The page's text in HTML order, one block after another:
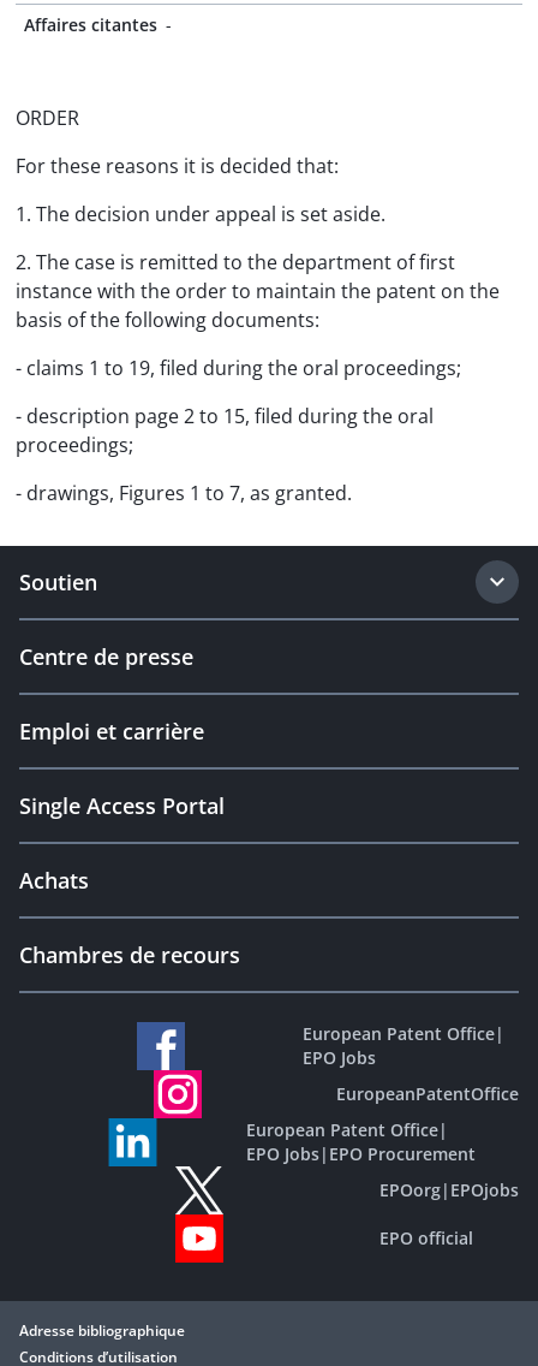
Affaires citantes -
ORDER
For these reasons it is decided that:
1. The decision under appeal is set aside.
2. The case is remitted to the department of first
instance with the order to maintain the patent on the
basis of the following documents:
- claims 1 to 19, filed during the oral proceedings;
- description page 2 to 15, filed during the oral
proceedings;
- drawings, Figures 1 to 7, as granted.
Soutien
Centre de presse
Emploi et carrière
Single Access Portal
Achats
Chambres de recours
European Patent Office|
EPO Jobs
EuropeanPatentOffice
European Patent Office|
EPO Jobs| EPO Procurement
EPOorg| EPOjobs
EPO official
Adresse bibliographique
Conditions d’utilisation